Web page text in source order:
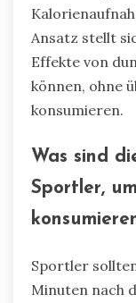
Ansatz stellt
Effekte von
können, ohne
konsumieren.
Was sind
Sportler,
Sportler
Minuten nach